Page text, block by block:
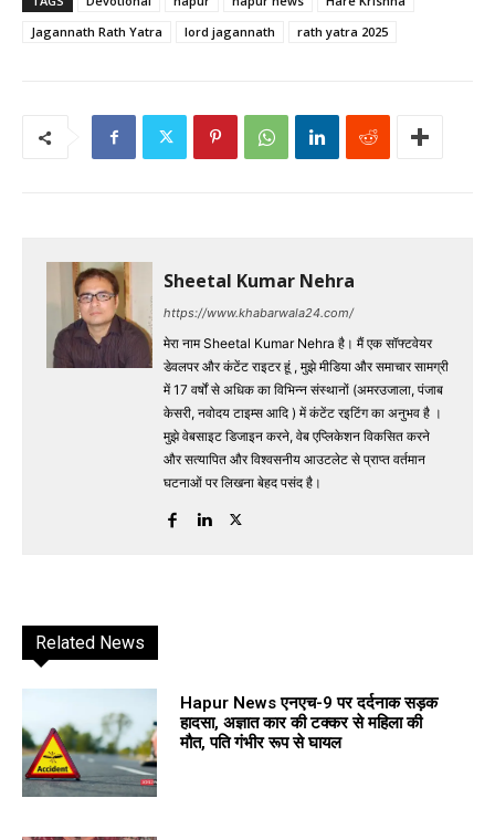
Jagannath Rath Yatra
lord jagannath rath yatra 2025
Sheetal Kumar Nehra
https://www.khabarwala24.com/
मेरा नाम Sheetal Kumar Nehra है। मैं एक सॉफ्टवेयर
डेवलपर और कंटेंट राइटर हूं , मुझे मीडिया और समाचार सामग्री
में 17 वर्षों से अधिक का विभिन्न संस्थानों (अमरउजाला, पंजाब
केसरी, नवोदय टाइम्स आदि ) में कंटेंट रइटिंग का अनुभव है ।
मुझे वेबसाइट डिजाइन करने, वेब एप्लिकेशन विकसित करने
और सत्यापित और विश्वसनीय आउटलेट से प्राप्त वर्तमान
घटनाओं पर लिखना बेहद पसंद है।
Related News
Hapur News एनएच-9 पर दर्दनाक सड़क
हादसा, अज्ञात कार की टक्कर से महिला की
मौत, पति गंभीर रूप से घायल